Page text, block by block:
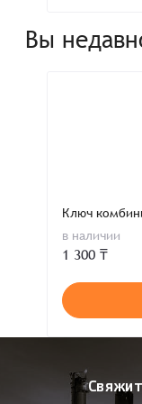
Вы
Ключ
в наличии
1 300 ₸